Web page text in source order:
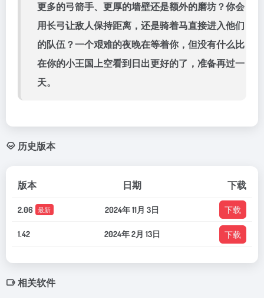
更多的弓箭手、更厚的墙壁还是额外的磨坊？你会
用长弓让敌人保持距离，还是骑着马直接进入他们
的队伍？一个艰难的夜晚在等着你，但没有什么比
在你的小王国上空看到日出更好的了，准备再过一
天。
历史版本
版本 日期 下载
2.06 最新 2024年 11月 3日 下载
1.42 2024年 2月 13日 下载
相关软件